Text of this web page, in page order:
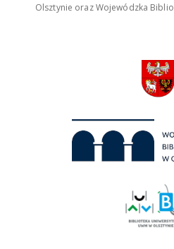
Olsztynie oraz Wojewódzka